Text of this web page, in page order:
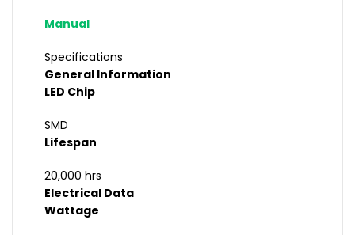
Manual
Specifications
General Information
LED Chip
SMD
Lifespan
20,000 hrs
Electrical Data
Wattage